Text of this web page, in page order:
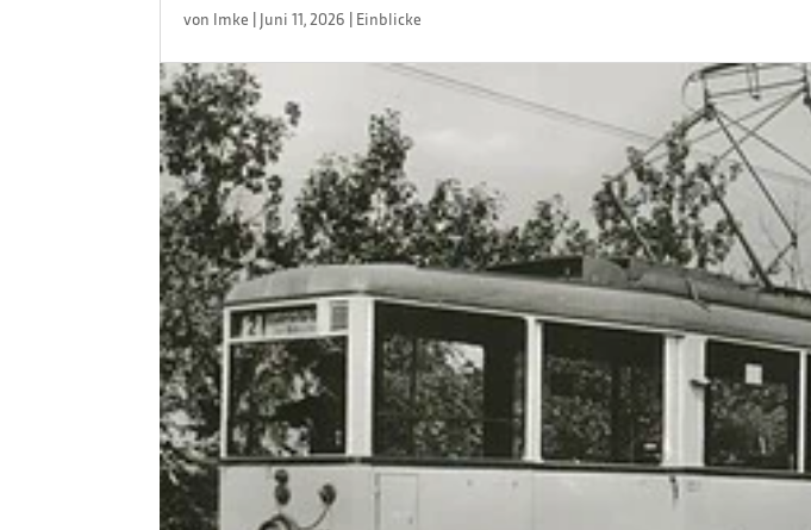
von Imke | Juni 11, 2026 | Einblicke